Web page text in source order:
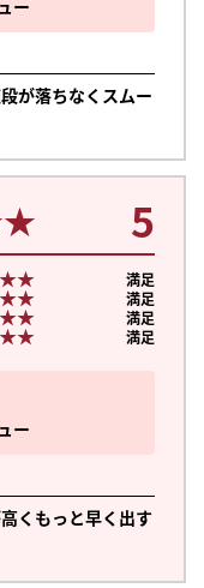
ー
が落ちなくスムー
ー
くもっと早く出す
5
満足
満足
満足
満足